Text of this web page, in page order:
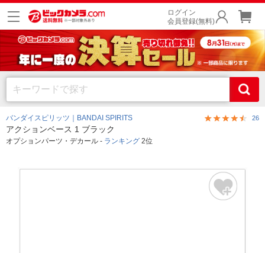
ログイン
会員登録(無料)
バンダイスピリッツ｜BANDAI SPIRITS 26
アクションベース 1 ブラック
オプションパーツ・デカール - ランキング 2位